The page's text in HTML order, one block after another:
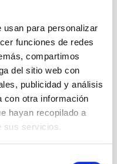
para personalizar
funciones de redes
compartimos
del sitio web con
publicidad y análisis
con otra información
hayan recopilado a
sus servicios.